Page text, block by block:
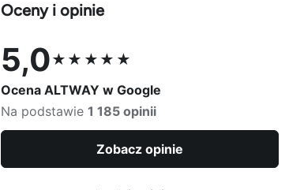
Oceny i opinie
5,0★★★★★
Ocena 5,0 na 5
Ocena ALTWAY w Google
Na podstawie 1 185 opinii
Zobacz opinie